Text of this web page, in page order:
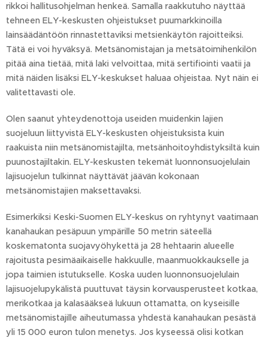
rikkoi hallitusohjelman henkeä. Samalla raakkutuho näyttää
tehneen ELY-keskusten ohjeistukset puumarkkinoilla
lainsäädäntöön rinnastettaviksi metsienkäytön rajoitteiksi.
Tätä ei voi hyväksyä. Metsänomistajan ja metsätoimihenkilön
pitää aina tietää, mitä laki velvoittaa, mitä sertifiointi vaatii ja
mitä näiden lisäksi ELY-keskukset haluaa ohjeistaa. Nyt näin ei
valitettavasti ole.
Olen saanut yhteydenottoja useiden muidenkin lajien
suojeluun liittyvistä ELY-keskusten ohjeistuksista kuin
raakuista niin metsänomistajilta, metsänhoitoyhdistyksiltä kuin
puunostajiltakin. ELY-keskusten tekemät luonnonsuojelulain
lajisuojelun tulkinnat näyttävät jäävän kokonaan
metsänomistajien maksettavaksi.
Esimerkiksi Keski-Suomen ELY-keskus on ryhtynyt vaatimaan
kanahaukan pesäpuun ympärille 50 metrin säteellä
koskematonta suojavyöhykettä ja 28 hehtaarin alueelle
rajoitusta pesimäaikaiselle hakkuulle, maanmuokkaukselle ja
jopa taimien istutukselle. Koska uuden luonnonsuojelulain
lajisuojelupykälistä puuttuvat täysin korvausperusteet kotkaa,
merikotkaa ja kalasääkseä lukuun ottamatta, on kyseisille
metsänomistajille aiheutumassa yhdestä kanahaukan pesästä
yli 15 000 euron tulon menetys. Jos kyseessä olisi kotkan